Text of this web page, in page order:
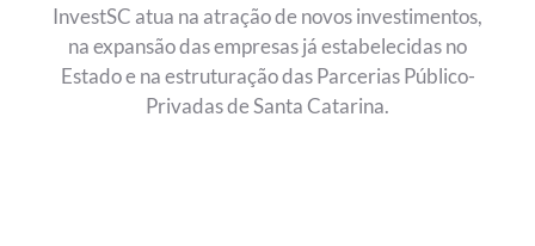
InvestSC atua na atração de novos investimentos,
na expansão das empresas já estabelecidas no
Estado e na estruturação das Parcerias Público-
Privadas de Santa Catarina.